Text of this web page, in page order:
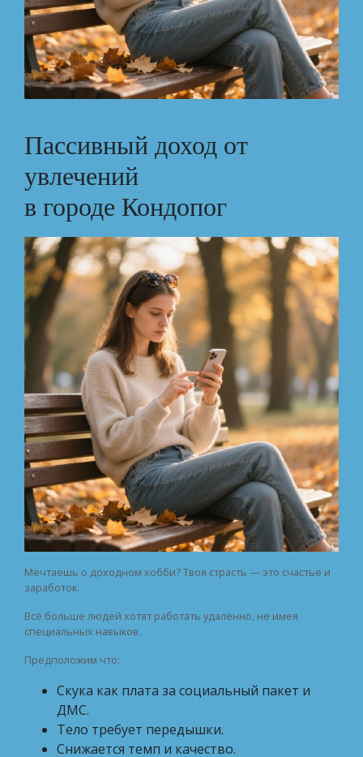
Пассивный доход от
увлечений
в городе Кондопог
Мечтаешь о доходном хобби? Твоя страсть — это счастье и
заработок.
Всё больше людей хотят работать удалённо, не имея
специальных навыков.
Предположим что:
Скука как плата за социальный пакет и
ДМС.
Тело требует передышки.
Снижается темп и качество.